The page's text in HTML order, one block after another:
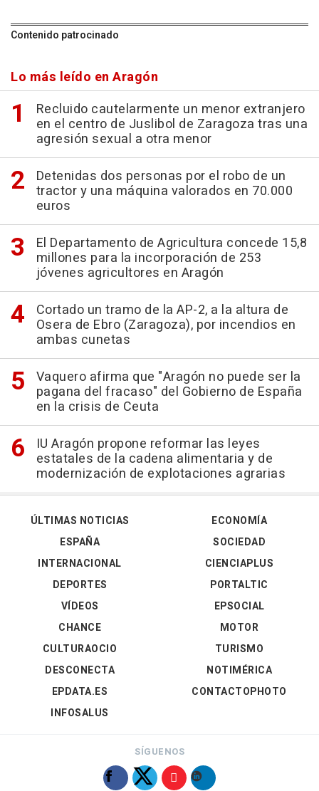
Contenido patrocinado
Lo más leído en Aragón
Recluido cautelarmente un menor extranjero
en el centro de Juslibol de Zaragoza tras una
agresión sexual a otra menor
Detenidas dos personas por el robo de un
tractor y una máquina valorados en 70.000
euros
El Departamento de Agricultura concede 15,8
millones para la incorporación de 253
jóvenes agricultores en Aragón
Cortado un tramo de la AP-2, a la altura de
Osera de Ebro (Zaragoza), por incendios en
ambas cunetas
Vaquero afirma que "Aragón no puede ser la
pagana del fracaso" del Gobierno de España
en la crisis de Ceuta
IU Aragón propone reformar las leyes
estatales de la cadena alimentaria y de
modernización de explotaciones agrarias
ÚLTIMAS NOTICIAS
ESPAÑA
INTERNACIONAL
DEPORTES
VÍDEOS
ECONOMÍA
SOCIEDAD
CIENCIAPLUS
PORTALTIC
EPSOCIAL
CHANCE
CULTURAOCIO
DESCONECTA
EPDATA.ES
INFOSALUS
MOTOR
TURISMO
NOTIMÉRICA
CONTACTOPHOTO
SÍGUENOS